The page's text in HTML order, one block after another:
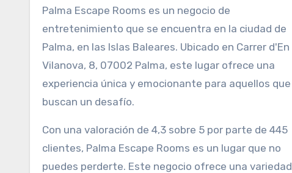
Palma Escape Rooms es un negocio de
entretenimiento que se encuentra en la ciudad de
Palma, en las Islas Baleares. Ubicado en Carrer d'En
Vilanova, 8, 07002 Palma, este lugar ofrece una
experiencia única y emocionante para aquellos que
buscan un desafío.
Con una valoración de 4,3 sobre 5 por parte de 445
clientes, Palma Escape Rooms es un lugar que no
puedes perderte. Este negocio ofrece una variedad